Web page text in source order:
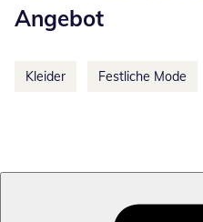
Angebot
Kleider Festliche Mode